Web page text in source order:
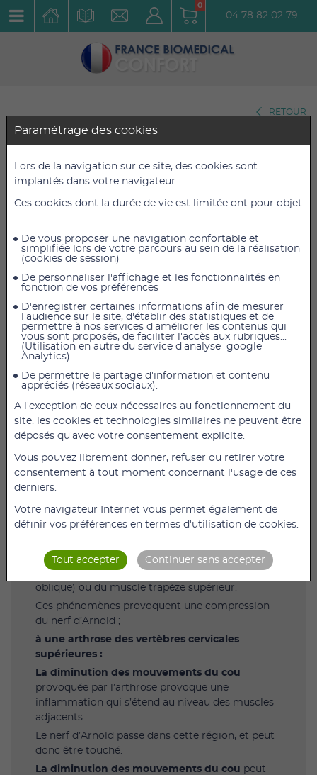
0
04 78 82 02 79
RETOUR
quels dispositifs Médicaux utiliser pour
la soulager?
Qu'est ce que la Névralgie d'Arnold ?
La névralgie d’Arnold est une affection
l’inflammation d’un nerf crânien, le nerf grand
pectoral.
C'est une affection douloureuse qui peut
entraîner des symptômes tels que des
fourmillements, des picotements ou une
sensation de brûlure dans le bras et la main.
Quelles sont les causes de la névralgie
d’Arnold ?
à une contraction musculaire locale :au niveau
du muscle oblique inférieur de la tête (ou grand
oblique) ou du muscle trapèze supérieur.
Ces phénomènes provoquent une compression
du nerf d’Arnold ;
à une arthrose des vertèbres cervicales
supérieures :
La diminution des mouvements du cou
provoquée par l’arthrose provoque une
inflammation qui s’étend au niveau des muscles
adjacents.
Le nerf d’Arnold passe dans cette région, et peut
donc être touché.
La diminution des mouvements du cou peut
Paramétrage des cookies
Lors de la navigation sur ce site, des cookies sont
implantés dans votre navigateur.
Ces cookies dont la durée de vie est limitée ont pour objet
:
De vous proposer une navigation confortable et
simplifiée lors de votre parcours au sein de la réalisation
(cookies de session)
De personnaliser l'affichage et les fonctionnalités en
fonction de vos préférences
D'enregistrer certaines informations afin de mesurer
l'audience sur le site, d'établir des statistiques et de
permettre à nos services d'améliorer les contenus qui
vous sont proposés, de faciliter l'accès aux rubriques...
(Utilisation en autre du service d'analyse google
Analytics).
De permettre le partage d'information et contenu
appréciés (réseaux sociaux).
A l'exception de ceux nécessaires au fonctionnement du
site, les cookies et technologies similaires ne peuvent être
déposés qu'avec votre consentement explicite.
Vous pouvez librement donner, refuser ou retirer votre
consentement à tout moment concernant l'usage de ces
derniers.
Votre navigateur Internet vous permet également de
définir vos préférences en termes d'utilisation de cookies.
Tout accepter Continuer sans accepter